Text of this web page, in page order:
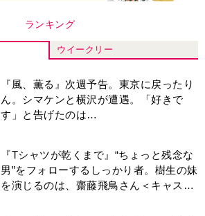
ランキング
ウイークリー
『風、薫る』次週予告。東京に戻ったり
ん。シマケンと横沢が遭遇。「好きで
す」と告げたのは…
『Tシャツが乾くまで』“ちょっと残念な
男”をフォローするしっかり者。樹生の妹
を演じるのは、齋藤飛鳥さん＜キャスト